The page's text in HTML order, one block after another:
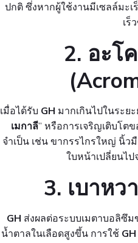
ปกติ ซึ่งหากผู้ใช้งานมีเซลล์มะ
เร็
2. อะโ
เมื่อได้รับ GH มากเกินไปในระย
เมกาลี” หรือการเจริญเติบโต
จำเป็น เช่น ขากรรไกรใหญ่ นิ้ว
ใบหน้าเปลี่ยนไ
3. เบาห
GH ส่งผลต่อระบบเมตาบอลิซึ
น้ำตาลในเลือดสูงขึ้น การใช้ GH